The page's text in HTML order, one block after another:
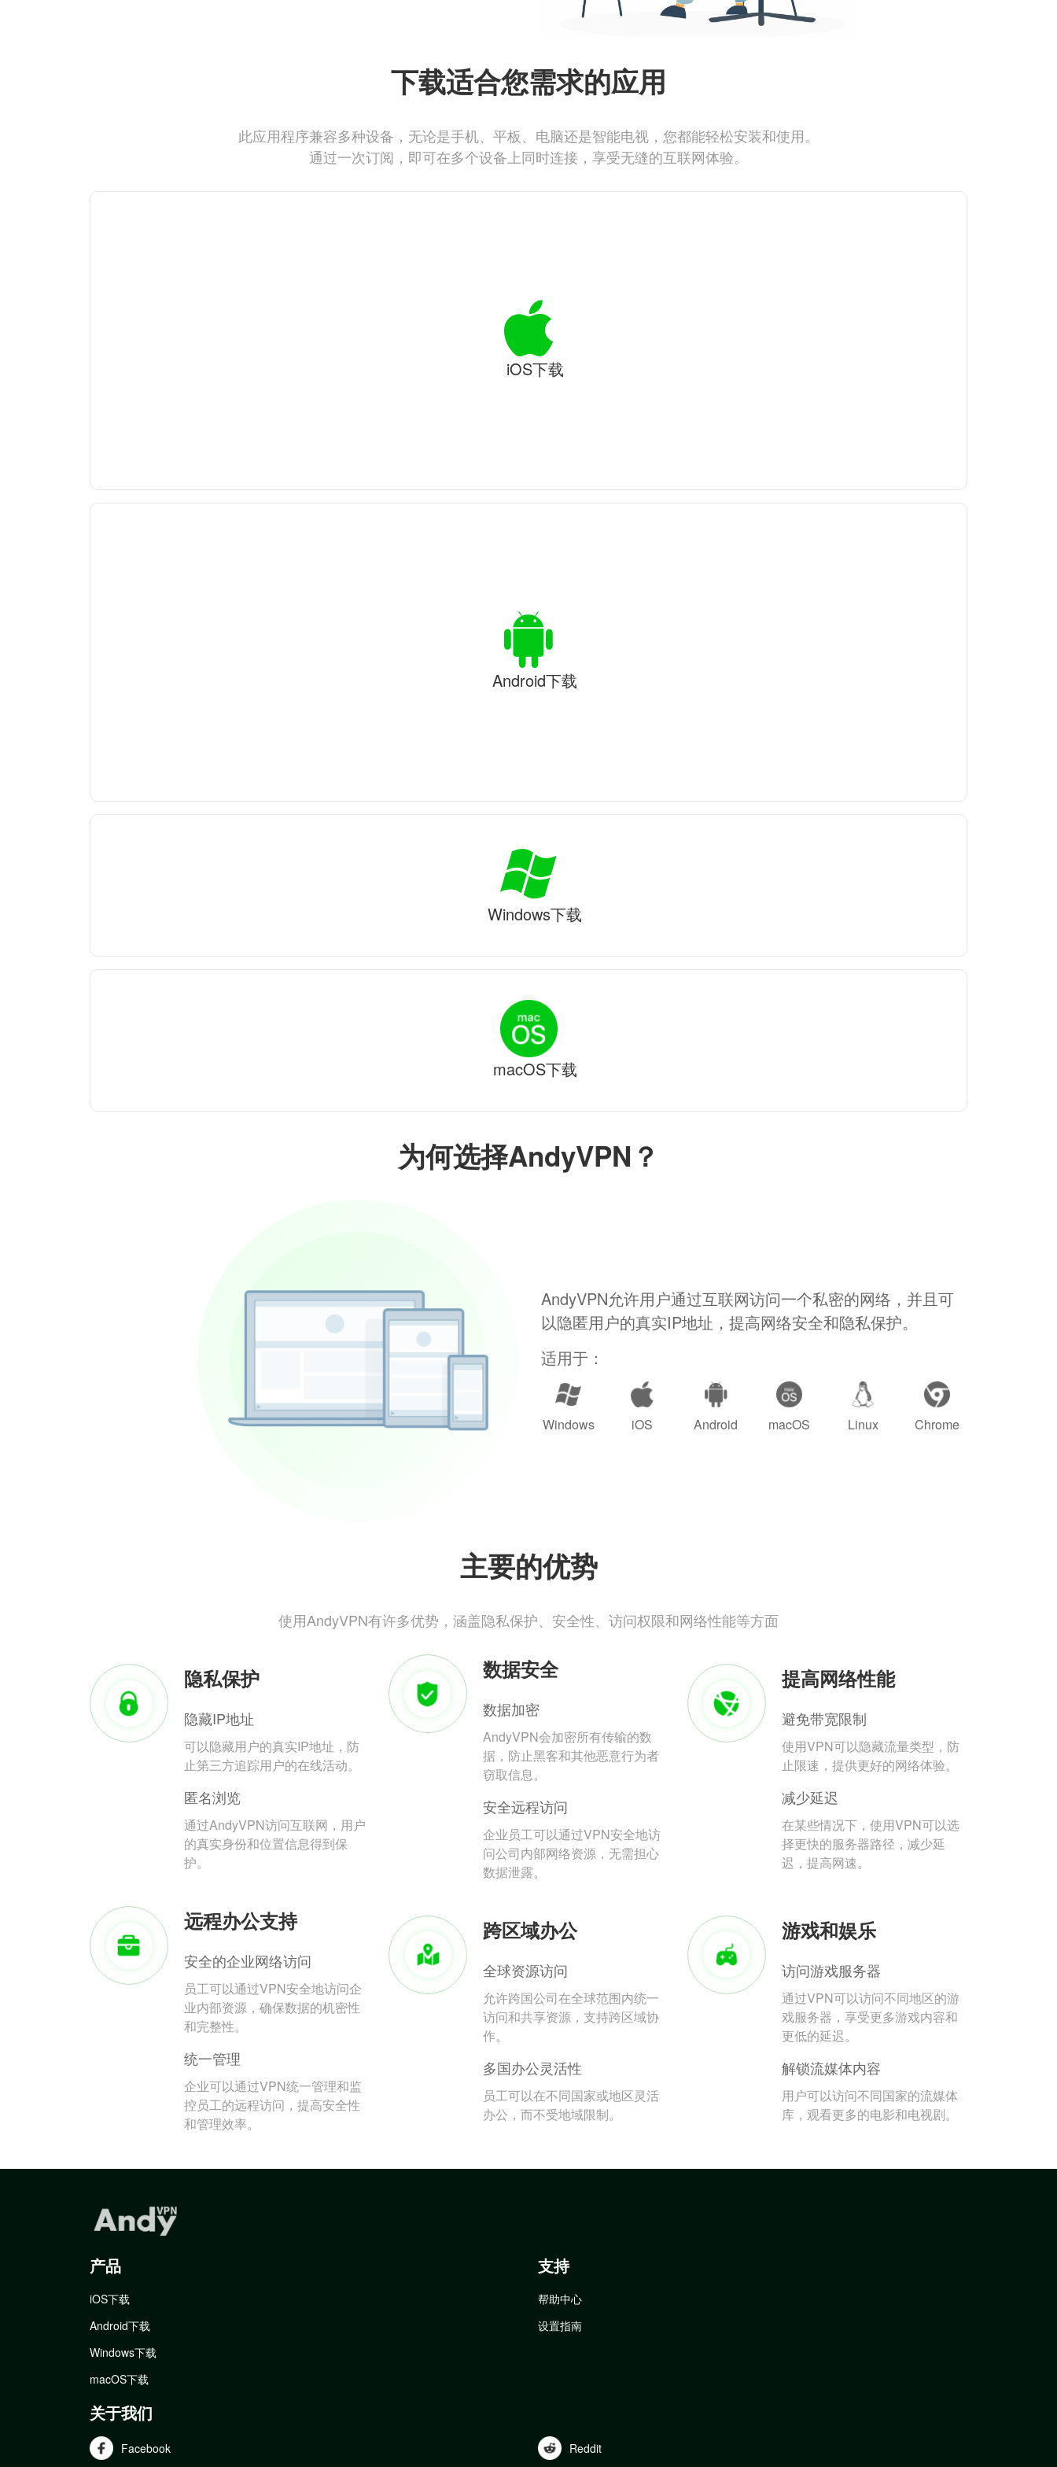
为何选择AndyVPN？
AndyVPN允许用户通过互联网访问一个私密的网络，并且可
以隐匿用户的真实IP地址，提高网络安全和隐私保护。
适用于：
Windows iOS Android macOS Linux Chrome
主要的优势
使用AndyVPN有许多优势，涵盖隐私保护、安全性、访问权限和网络性能等方面
隐私保护
隐藏IP地址
可以隐藏用户的真实IP地址，防
止第三方追踪用户的在线活动。
匿名浏览
通过AndyVPN访问互联网，用户
的真实身份和位置信息得到保
护。
数据安全
数据加密
AndyVPN会加密所有传输的数
据，防止黑客和其他恶意行为者
窃取信息。
安全远程访问
企业员工可以通过VPN安全地访
问公司内部网络资源，无需担心
数据泄露。
提高网络性能
避免带宽限制
使用VPN可以隐藏流量类型，防
止限速，提供更好的网络体验。
减少延迟
在某些情况下，使用VPN可以选
择更快的服务器路径，减少延
迟，提高网速。
远程办公支持
安全的企业网络访问
员工可以通过VPN安全地访问企
业内部资源，确保数据的机密性
和完整性。
统一管理
企业可以通过VPN统一管理和监
控员工的远程访问，提高安全性
和管理效率。
跨区域办公
全球资源访问
允许跨国公司在全球范围内统一
访问和共享资源，支持跨区域协
作。
多国办公灵活性
员工可以在不同国家或地区灵活
办公，而不受地域限制。
游戏和娱乐
访问游戏服务器
通过VPN可以访问不同地区的游
戏服务器，享受更多游戏内容和
更低的延迟。
解锁流媒体内容
用户可以访问不同国家的流媒体
库，观看更多的电影和电视剧。
下载适合您需求的应用
此应用程序兼容多种设备，无论是手机、平板、电脑还是智能电视，您都能轻松安装和使用。
通过一次订阅，即可在多个设备上同时连接，享受无缝的互联网体验。
iOS下载
Android下载
Windows下载
macOS下载
产品
iOS下载
Android下载
Windows下载
macOS下载
支持
帮助中心
设置指南
关于我们
Facebook Reddit